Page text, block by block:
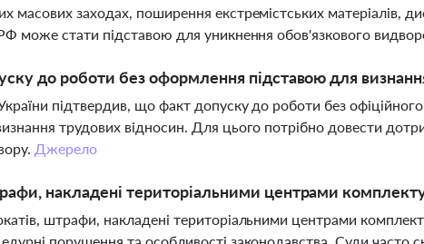
масових заходах, поширення екстремістських матеріалів,
може стати підставою для уникнення обов'язкового
до роботи без оформлення підставою для
підтвердив, що факт допуску до роботи без
трудових відносин. Для цього потрібно довести
Джерело
накладені територіальними центрами
штрафи, накладені територіальними центрами